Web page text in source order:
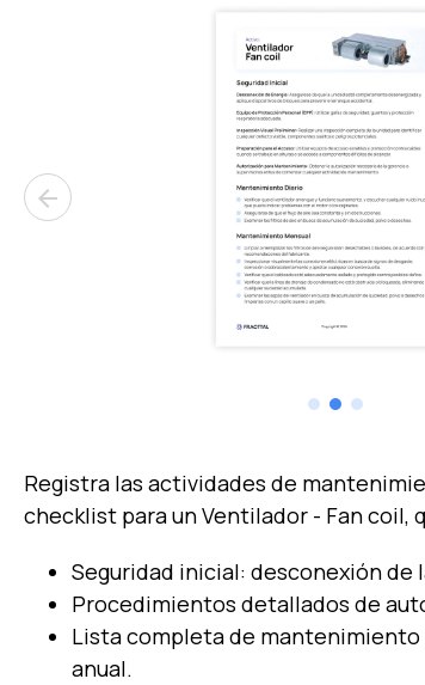
arrow_back
Registra las actividades de
checklist para un Ventilador - Fan coil,
Seguridad inicial: desconexión de
Procedimientos detallados de
Lista completa de mantenimiento
anual.